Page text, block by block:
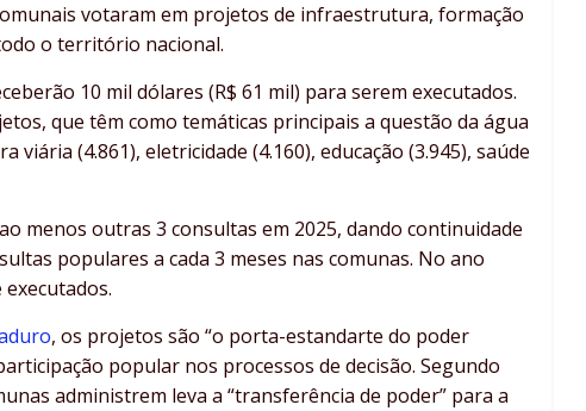
votaram em projetos de infraestrutura, formação
o território nacional.
10 mil dólares (R$ 61 mil) para serem executados.
que têm como temáticas principais a questão da água
(4.861), eletricidade (4.160), educação (3.945), saúde
menos outras 3 consultas em 2025, dando continuidade
populares a cada 3 meses nas comunas. No ano
, os projetos são “o porta-estandarte do poder
popular nos processos de decisão. Segundo
administrem leva a “transferência de poder” para a